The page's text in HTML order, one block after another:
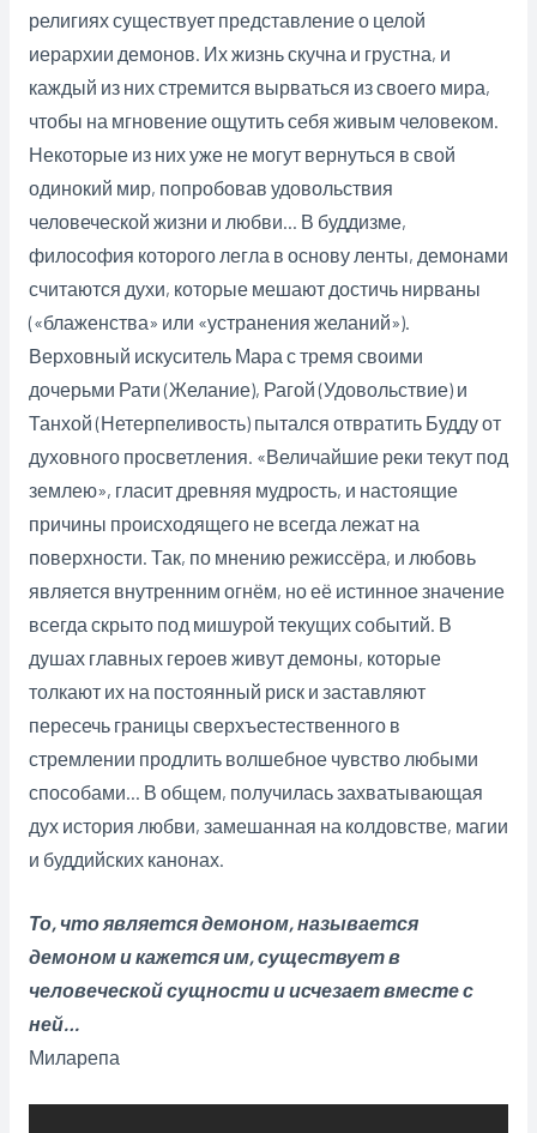
религиях существует представление о целой
иерархии демонов. Их жизнь скучна и грустна, и
каждый из них стремится вырваться из своего мира,
чтобы на мгновение ощутить себя живым человеком.
Некоторые из них уже не могут вернуться в свой
одинокий мир, попробовав удовольствия
человеческой жизни и любви… В буддизме,
философия которого легла в основу ленты, демонами
считаются духи, которые мешают достичь нирваны
(«блаженства» или «устранения желаний»).
Верховный искуситель Мара с тремя своими
дочерьми Рати (Желание), Рагой (Удовольствие) и
Танхой (Нетерпеливость) пытался отвратить Будду от
духовного просветления. «Величайшие реки текут под
землею», гласит древняя мудрость, и настоящие
причины происходящего не всегда лежат на
поверхности. Так, по мнению режиссёра, и любовь
является внутренним огнём, но её истинное значение
всегда скрыто под мишурой текущих событий. В
душах главных героев живут демоны, которые
толкают их на постоянный риск и заставляют
пересечь границы сверхъестественного в
стремлении продлить волшебное чувство любыми
способами… В общем, получилась захватывающая
дух история любви, замешанная на колдовстве, магии
и буддийских канонах.
То, что является демоном, называется
демоном и кажется им, существует в
человеческой сущности и исчезает вместе с
ней…
Миларепа